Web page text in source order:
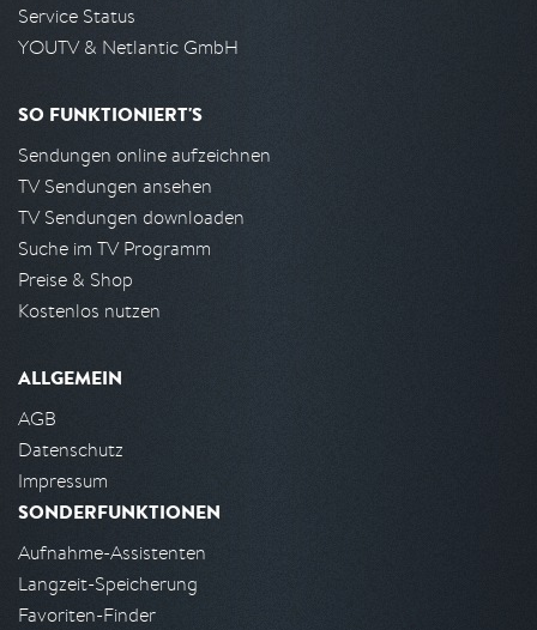
Service Status
YOUTV & Netlantic GmbH
SO FUNKTIONIERT'S
Sendungen online aufzeichnen
TV Sendungen ansehen
TV Sendungen downloaden
Suche im TV Programm
Preise & Shop
Kostenlos nutzen
ALLGEMEIN
AGB
Datenschutz
Impressum
SONDERFUNKTIONEN
Aufnahme-Assistenten
Langzeit-Speicherung
Favoriten-Finder